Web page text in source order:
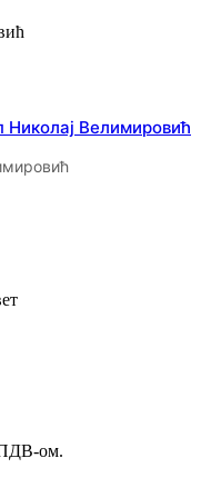
Николај Велимировић
ПДВ-ом.